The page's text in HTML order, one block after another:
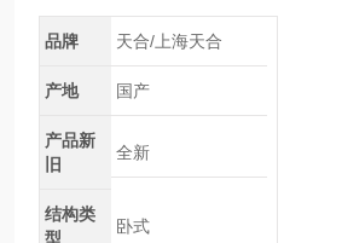
品牌 天合/上海天合
产地 国产
产品新
旧
全新
结构类
型
卧式